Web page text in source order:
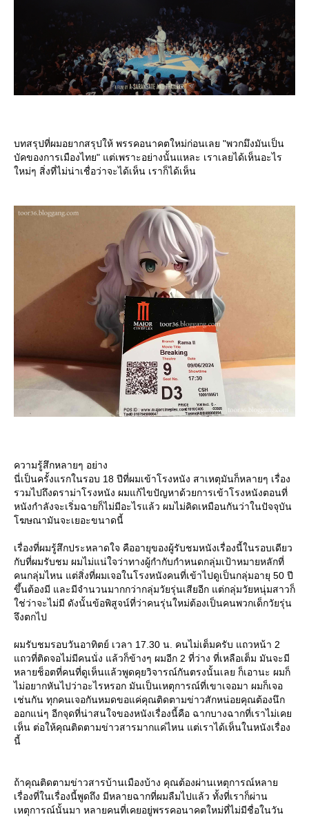
บทสรุปที่ผมอยากสรุปให้ พรรคอนาคตใหม่ก่อนเลย "พวกมึงมันเป็น
บัคของการเมืองไทย" แต่เพราะอย่างนั้นแหละ เราเลยได้เห็นอะไร
หม่ๆ สิ่งที่ไม่น่าเชื่อว่าจะได้เห็น เราก็ได้เห็น
ความรู้สึกหลายๆ อย่าง
นี่เป็นครั้งแรกในรอบ 18 ปีที่ผมเข้าโรงหนัง สาเหตุมันก็หลายๆ เรื่อง
รวมไปถึงดราม่าโรงหนัง ผมแก้ไขปัญหาด้วยการเข้าโรงหนังตอนที่
หนังกำลังจะเริ่มฉายก็ไม่มีอะไรแล้ว ผมไม่คิดเหมือนกันว่าในปัจจุบัน
ฆษณามันจะเยอะขนาดนี้
เรื่องที่ผมรู้สึกประหลาดใจ คืออายุของผู้รับชมหนังเรื่องนี้ในรอบเดียว
กับที่ผมรับชม ผมไม่แน่ใจว่าทางผู้กำกับกำหนดกลุ่มเป้าหมายหลักที่
คนกลุ่มไหน แต่สิ่งที่ผมเจอในโรงหนังคนที่เข้าไปดูเป็นกลุ่มอายุ 50 ปี
ขึ้นต้องมี และมีจำนวนมากกว่ากลุ่มวัยรุ่นเสียอีก แต่กลุ่มวัยหนุ่มสาวก็
ช่ว่าจะไม่มี ดังนั้นข้อพิสูจน์ที่ว่าคนรุ่นใหม่ต้องเป็นคนพวกเด็กวัยรุ่น
จึงตกไป
ผมรับชมรอบวันอาทิตย์ เวลา 17.30 น. คนไม่เต็มครับ แถวหน้า 2
ถวที่ติดจอไม่มีคนนั่ง แล้วก็ข้างๆ ผมอีก 2 ที่ว่าง ที่เหลือเต็ม มันจะมี
หลายช็อตที่คนที่ดูเห็นแล้วพูดคุยวิจารณ์กันตรงนั้นเลย ก็เอานะ ผมก็
ไม่อยากหันไปว่าอะไรหรอก มันเป็นเหตุการณ์ที่เขาเจอมา ผมก็เจอ
เช่นกัน ทุกคนเจอกันหมดขอแค่คุณติดตามข่าวสักหน่อยคุณต้องนึก
ออกแน่ๆ อีกจุดที่น่าสนใจของหนังเรื่องนี้คือ ฉากบางฉากที่เราไม่เค
เห็น ต่อให้คุณติดตามข่าวสารมากแค่ไหน แต่เราได้เห็นในหนังเรื่อง
นี้
ถ้าคุณติดตามข่าวสารบ้านเมืองบ้าง คุณต้องผ่านเหตุการณ์หลา
เรื่องที่ในเรื่องนี้พูดถึง มีหลายฉากที่ผมลืมไปแล้ว ทั้งที่เราก็ผ่าน
เหตุการณ์นั้นมา หลายคนที่เคยอยู่พรรคอนาคตใหม่ที่ไม่มีชื่อในวัน